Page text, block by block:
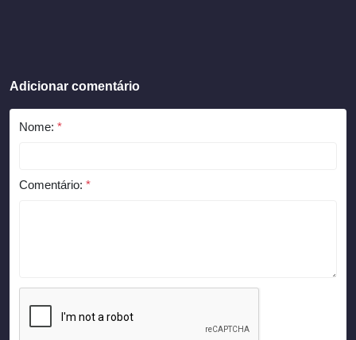
Adicionar comentário
Nome: *
Comentário: *